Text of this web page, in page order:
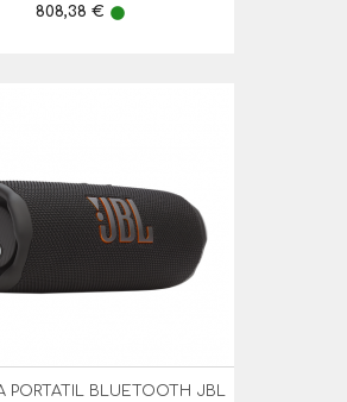
Preço
808,38 € lens
PORTATIL BLUETOOTH JBL